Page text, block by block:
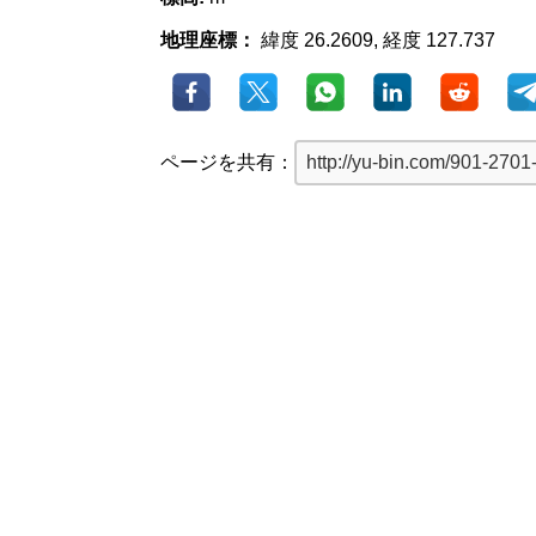
地理座標： 緯度 26.2609, 経度 127.737
ページを共有：